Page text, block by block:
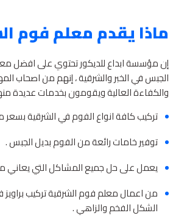
ماذا يقدم معلم فوم
إن مؤسسة ابداع للديكور تحتوي على افضل
الجبس في الخبر والشرقية ، إنهم من اصحاب
والكفاءة العالية ويقومون بخدمات عديدة
تركيب كافة انواع الفوم في الشرقية
توفير خامات رائعة من الفوم بديل الجبس .
يعمل على حل جميع المشاكل التي يعاني
من اعمال معلم فوم الشرقية تركيب
الشكل الفخم والزاهي .